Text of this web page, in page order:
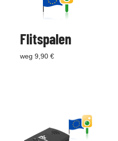
Flitspalen
weg 9,90 €